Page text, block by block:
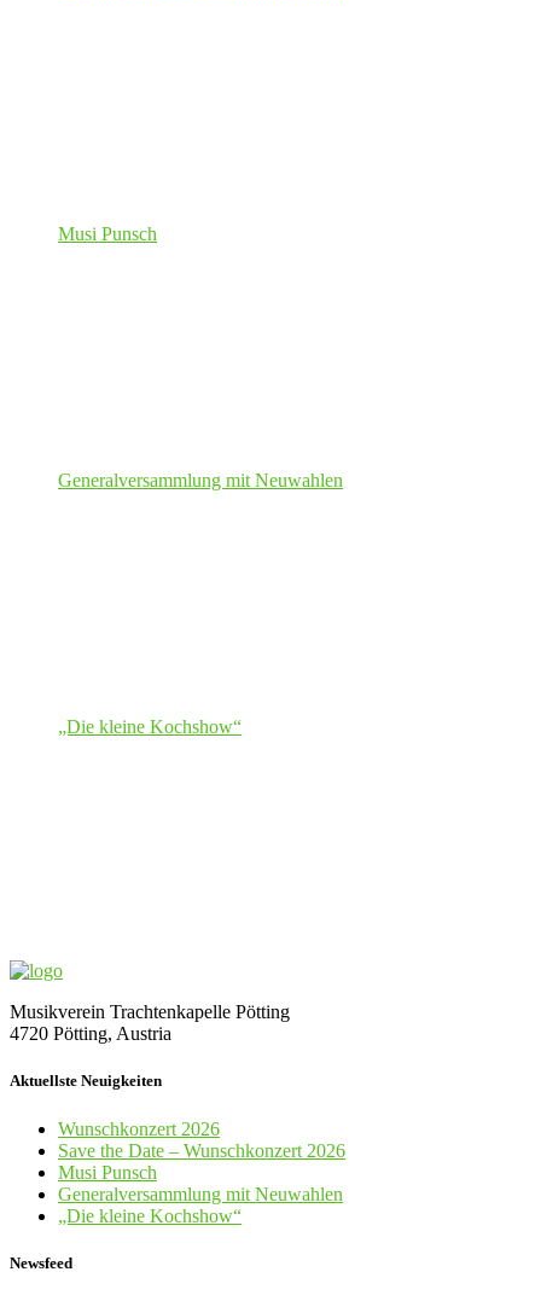
Musi Punsch
Generalversammlung mit Neuwahlen
„Die kleine Kochshow“
Musikverein Trachtenkapelle Pötting
4720 Pötting, Austria
Aktuellste Neuigkeiten
Wunschkonzert 2026
Save the Date – Wunschkonzert 2026
Musi Punsch
Generalversammlung mit Neuwahlen
„Die kleine Kochshow“
Newsfeed